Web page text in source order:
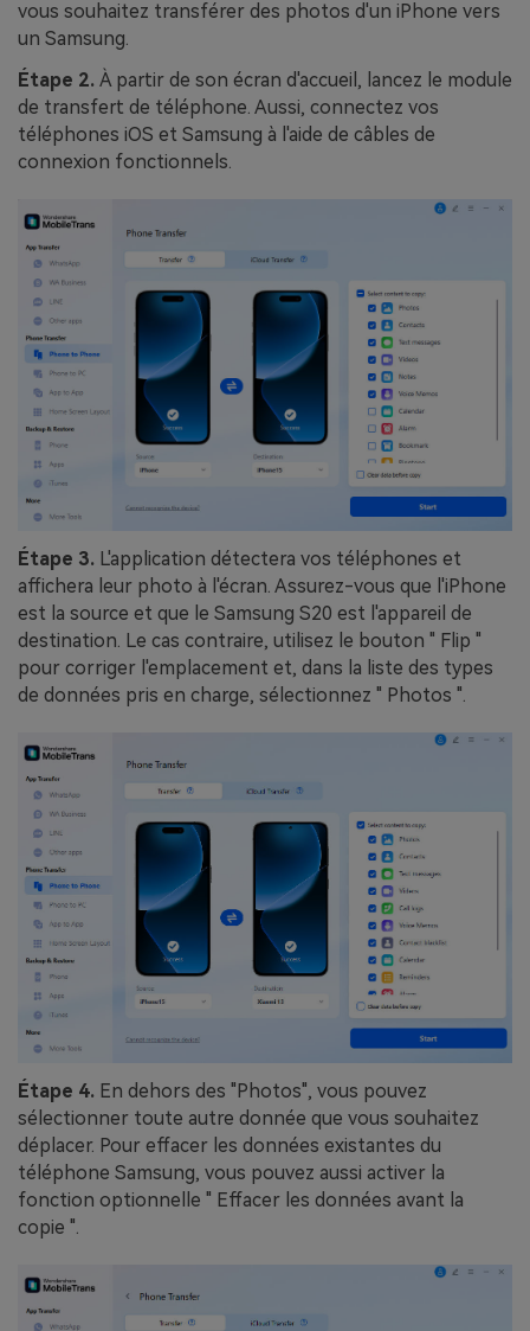
vous souhaitez transférer des photos d'un iPhone vers
un Samsung.
Étape 2. À partir de son écran d'accueil, lancez le module
de transfert de téléphone. Aussi, connectez vos
téléphones iOS et Samsung à l'aide de câbles de
connexion fonctionnels.
Étape 3. L'application détectera vos téléphones et
affichera leur photo à l'écran. Assurez-vous que l'iPhone
est la source et que le Samsung S20 est l'appareil de
destination. Le cas contraire, utilisez le bouton " Flip "
pour corriger l'emplacement et, dans la liste des types
de données pris en charge, sélectionnez " Photos ".
Étape 4. En dehors des "Photos", vous pouvez
sélectionner toute autre donnée que vous souhaitez
déplacer. Pour effacer les données existantes du
téléphone Samsung, vous pouvez aussi activer la
fonction optionnelle " Effacer les données avant la
copie ".